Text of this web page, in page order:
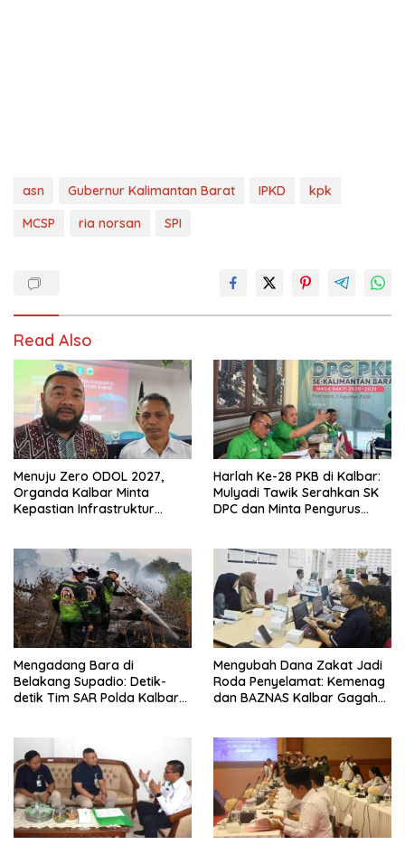
asn Gubernur Kalimantan Barat IPKD
kpk
MCSP
ria norsan SPI
Read Also
Menuju Zero ODOL 2027,
Organda Kalbar Minta
Kepastian Infrastruktur
Harlah Ke-28 PKB di Kalbar:
Mulyadi Tawik Serahkan SK
DPC dan Minta Pengurus
Mengadang Bara di
Belakang Supadio: Detik-
detik Tim SAR Polda Kalbar
Mengubah Dana Zakat Jadi
Roda Penyelamat: Kemenag
dan BAZNAS Kalbar Gagah